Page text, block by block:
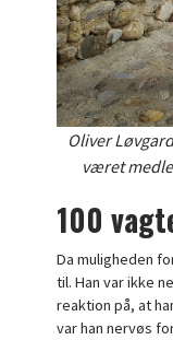
Oliver
været
100
Da muligheden
til. Han var ikke
reaktion på, at
var han nervøs